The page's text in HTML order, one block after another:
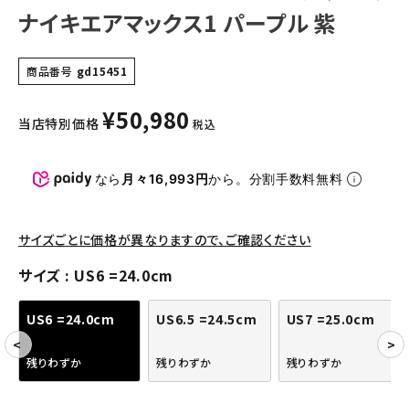
ニット帽・ビーニー
その他バッグ類
スニーカー・ブーツ
COLLABORATION BRAND
SEASON
CONTENTS
ACCOUNT MENU
ナイキエアマックス1 パープル 紫
商品番号 gd15451
当店特別価格 ¥50,980 税込
なら 月々16,993円から。分割手数料無料
サイズごとに価格が異なりますので、ご確認ください
サイズ US6 =24.0cm
US6 =24.0cm
残りわずか
US6.5 =24.5cm
残りわずか
US7 =25.0cm
残りわずか